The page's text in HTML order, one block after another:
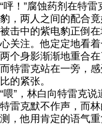
“呯！”腐蚀药剂在特
豹，两人之间的配合
被击中的紫电豹正倒
心关注。他定定地看
两个身影渐渐地重合在
而特雷克站在一旁，
比的紧张。
“喂”，林白向特雷克
特雷克默不作声，而
测，他用肯定的语气